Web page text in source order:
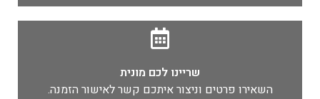
שריינו לכם מונית
השאירו פרטים וניצור איתכם קשר לאישור הזמנה.